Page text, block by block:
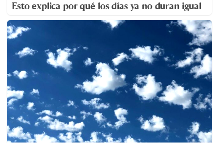
Esto explica por qué los días ya no duran igual